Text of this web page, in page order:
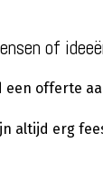
of
offerte
altijd erg